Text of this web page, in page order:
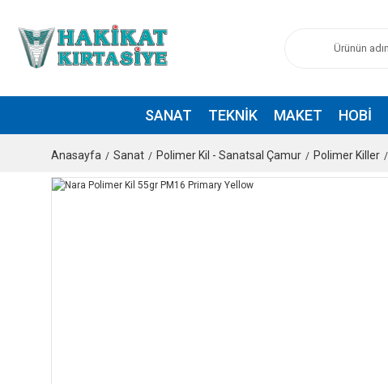
SANAT TEKNIK MAKET HOBI
Anasayfa Sanat Polimer Kil - Sanatsal Çamur Polimer Killer